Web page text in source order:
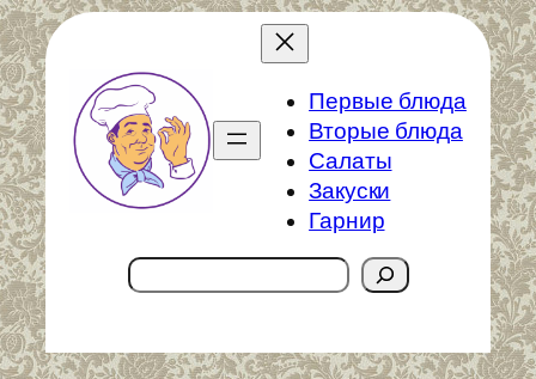
Перейти
к
содержимому
Первые блюда
Вторые блюда
Салаты
Закуски
Гарнир
Поиск